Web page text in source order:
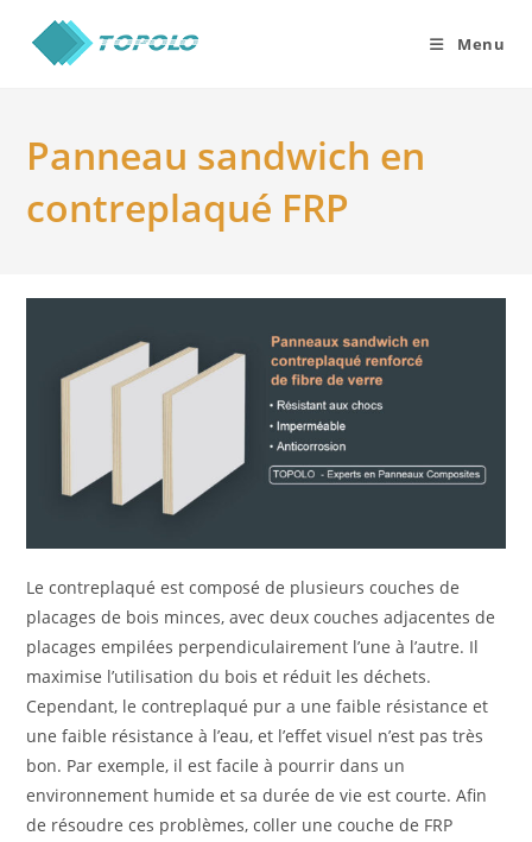
content
Menu
Panneau sandwich en
contreplaqué FRP
Le contreplaqué est composé de plusieurs couches de
placages de bois minces, avec deux couches adjacentes de
placages empilées perpendiculairement l’une à l’autre. Il
maximise l’utilisation du bois et réduit les déchets.
Cependant, le contreplaqué pur a une faible résistance et
une faible résistance à l’eau, et l’effet visuel n’est pas très
bon. Par exemple, il est facile à pourrir dans un
environnement humide et sa durée de vie est courte. Afin
de résoudre ces problèmes, coller une couche de FRP